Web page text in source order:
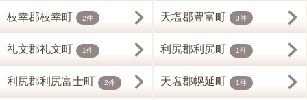
枝幸郡枝幸町 2件 天塩郡豊富町 3件
礼文郡礼文町 1件 利尻郡利尻町 1件
利尻郡利尻富士町 2件 天塩郡幌延町 1件